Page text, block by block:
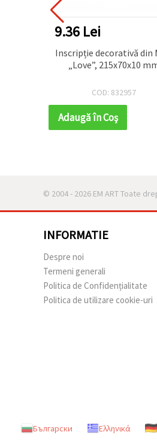
9.36 Lei
Inscripție decorativă din
„Love”, 215x70x10
COD: 832957
Adaugă în Coş
© 2004 - 2026 EM ART Toate
INFORMATIE
Despre noi
Termeni generali
Politica de Confidențialitate
Politica de utilizare cookie-uri
Български Ελληνικά